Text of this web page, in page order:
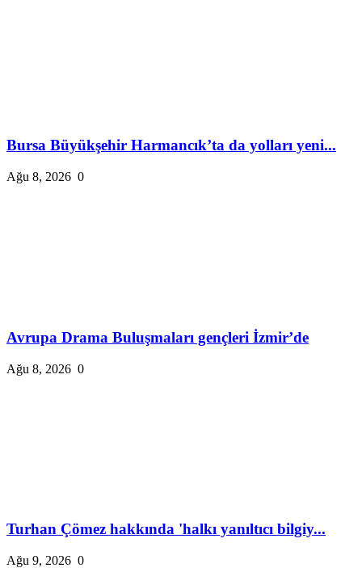
Bursa Büyükşehir Harmancık’ta da yolları yeni...
Ağu 8, 2026 0
Avrupa Drama Buluşmaları gençleri İzmir’de
Ağu 8, 2026 0
Turhan Çömez hakkında 'halkı yanıltıcı bilgiy...
Ağu 9, 2026 0